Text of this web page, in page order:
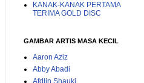
KANAK-KANAK PERTAMA
TERIMA GOLD DISC
GAMBAR ARTIS MASA KECIL
Aaron Aziz
Abby Abadi
Afdlin Shauki